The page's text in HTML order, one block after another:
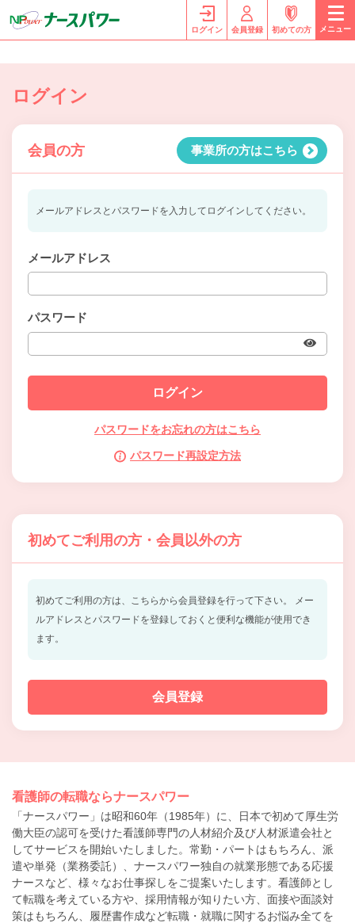
ログイン 会員登録 初めての方 メニュー
ログイン
会員の方 事業所の方はこちら
メールアドレスとパスワードを入力してログインしてください。
メールアドレス
パスワード
パスワードをお忘れの方はこちら
パスワード再設定方法
初めてご利用の方・会員以外の方
初めてご利用の方は、こちらから会員登録を行って下さい。
メー
ルアドレスとパスワードを登録しておくと便利な機能が使用でき
ます。
会員登録
看護師の転職ならナースパワー
「ナースパワー」は昭和60年（1985年）に、日本で初めて厚生労
働大臣の認可を受けた看護師専門の人材紹介及び人材派遣会社と
してサービスを開始いたしました。常勤・パートはもちろん、派
遣や単発（業務委託）、ナースパワー独自の就業形態である応援
ナースなど、様々なお仕事探しをご提案いたします。看護師とし
て転職を考えている方や、採用情報が知りたい方、面接や面談対
策はもちろん、履歴書作成など転職・就職に関するお悩み全てを